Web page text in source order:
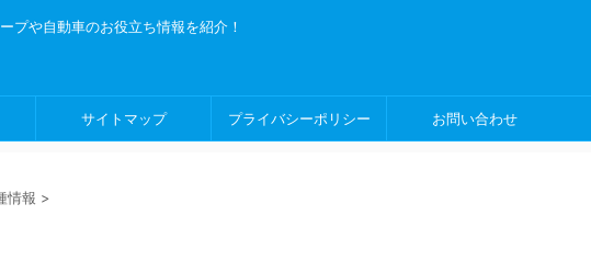
プや自動車のお役立ち情報を紹介！
サイトマップ プライバシーポリシー お問い合わせ
情報 >